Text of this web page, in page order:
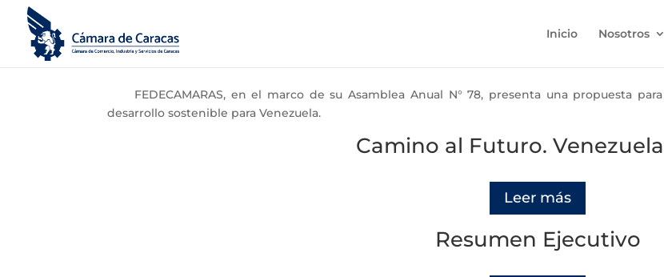
Inicio Nosotros
FEDECAMARAS, en el marco de su Asamblea Anual N° 78, presenta una propuesta
desarrollo sostenible para Venezuela.
Camino al Futuro.
Leer más
Resumen Ejecutivo